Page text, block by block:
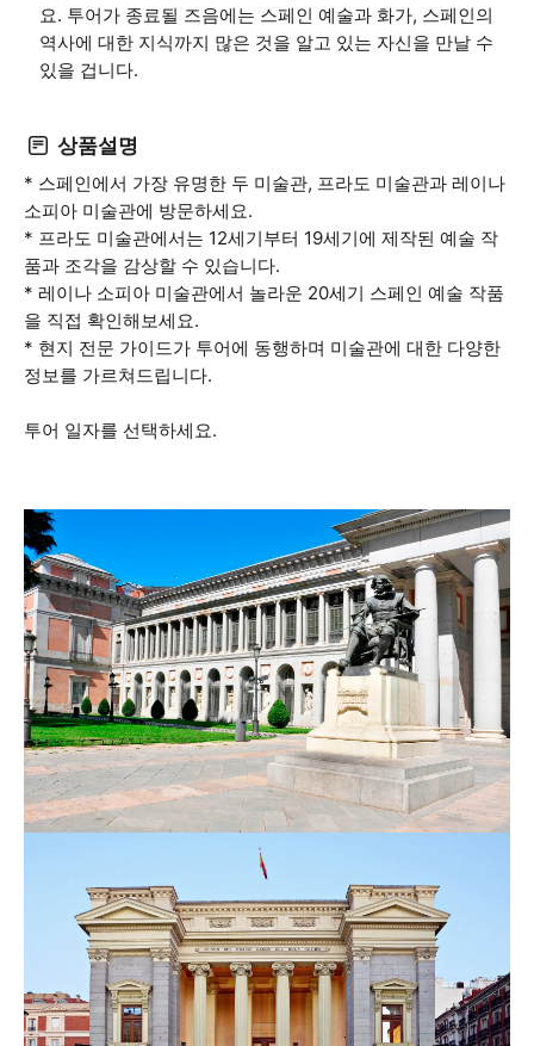
요. 투어가 종료될 즈음에는 스페인 예술과 화가, 스페인의
역사에 대한 지식까지 많은 것을 알고 있는 자신을 만날 수
있을 겁니다.
상품설명
* 스페인에서 가장 유명한 두 미술관, 프라도 미술관과 레이나
소피아 미술관에 방문하세요.
* 프라도 미술관에서는 12세기부터 19세기에 제작된 예술 작
품과 조각을 감상할 수 있습니다.
* 레이나 소피아 미술관에서 놀라운 20세기 스페인 예술 작품
을 직접 확인해보세요.
* 현지 전문 가이드가 투어에 동행하며 미술관에 대한 다양한
정보를 가르쳐드립니다.
투어 일자를 선택하세요.